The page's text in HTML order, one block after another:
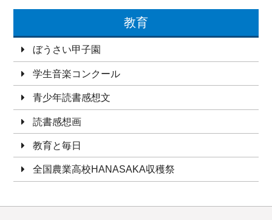
教育
ぼうさい甲子園
学生音楽コンクール
青少年読書感想文
読書感想画
教育と毎日
全国農業高校HANASAKA収穫祭